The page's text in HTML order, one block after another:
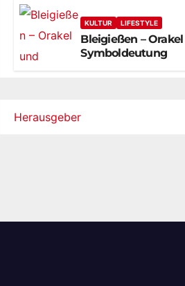
KULTUR LIFESTYLE
Bleigießen –
Symboldeutung
Herausgeber